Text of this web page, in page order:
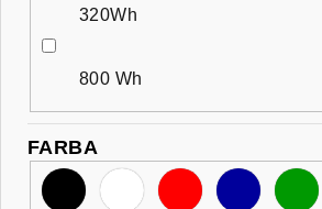
320Wh
800 Wh
FARBA